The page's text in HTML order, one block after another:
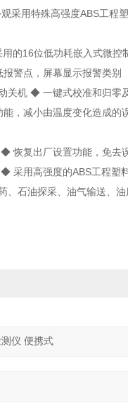
采用特殊高强度ABS工程
的16位低功耗嵌入式微控
点，屏幕显示报警类别
机 ◆ 一键式校准和归零
减小由温度变化造成的
复出厂设置功能，免去
用高强度的ABS工程塑
油探采、油气输送、油